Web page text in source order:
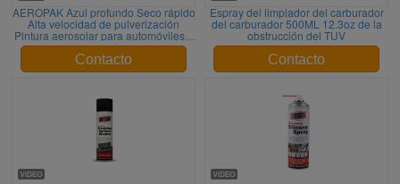
AEROPAK Azul profundo Seco rápido
Alta velocidad de pulverización
Pintura aerosolar para automóviles y
metales
Contacto
Espray del limpiador del carburador
del carburador 500ML 12.3oz de la
obstrucción del TUV
Contacto